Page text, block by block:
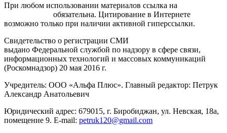
При любом использовании материалов ссылка на
обязательна. Цитирование в Интернете
возможно только при наличии активной гиперссылки.
Свидетельство о регистрации СМИ
выдано Федеральной службой по надзору в сфере связи,
информационных технологий и массовых коммуникаций
(Роскомнадзор) 20 мая 2016 г.
Учредитель: ООО «Альфа Плюс». Главный редактор: Петрук
Александр Анатольевич
Юридический адрес: 679015, г. Биробиджан, ул. Невская, 18а,
помещение 9. E-mail: petruk120@gmail.com